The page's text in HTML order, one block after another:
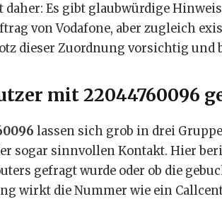
Es gibt glaubwürdige
von Vodafone, aber zugleich
dieser Zuordnung vorsichtig und
mit 22044760096
lassen sich grob in drei
sogar sinnvollen Kontakt. Hier
gefragt wurde oder ob die
wirkt die Nummer wie ein